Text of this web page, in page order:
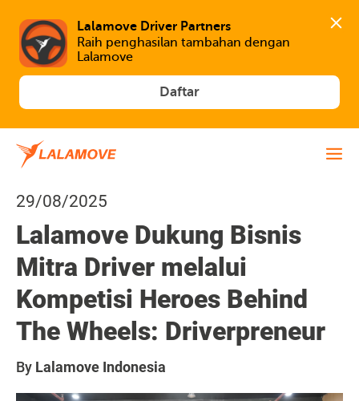
Lalamove Driver Partners
Raih penghasilan tambahan dengan
Lalamove
Daftar
29/08/2025
Lalamove Dukung Bisnis
Mitra Driver melalui
Kompetisi Heroes Behind
The Wheels: Driverpreneur
By Lalamove Indonesia